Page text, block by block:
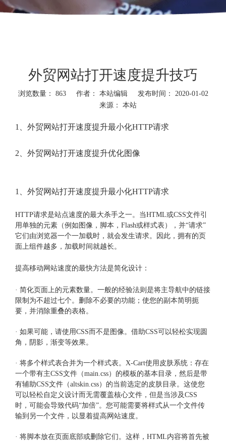
外贸网站打开速度提升技巧
浏览数量： 863作者： 本站编辑 发布时间： 2020-01-02
来源： 本站
1、外贸网站打开速度提升最小化HTTP请求
2、外贸网站打开速度提升优化图像
1、外贸网站打开速度提升最小化HTTP请求
HTTP请求是站点速度的最大杀手之一。当HTML或CSS文件引
用单独的元素（例如图像，脚本，Flash或样式表），并“请求”
它们由浏览器一个一加载时，就会发生请求。因此，拥有的页
面上组件越多，加载时间就越长。
提高移动网站速度的最快方法是简化设计：
· 简化页面上的元素数量。一般的经验法则是将主导航中的链接
限制为不超过七个。删除不必要的功能；使您的副本简明扼
要，并消除重叠的表格。
· 如果可能，请使用CSS而不是图像。借助CSS可以轻松实现圆
角，阴影，渐变等效果。
· 将多个样式表合并为一个样式表。X-Cart使用皮肤系统：存在
一个带有主CSS文件（main.css）的模板的基本目录，然后是带
有辅助CSS文件（altskin.css）的当前选定的皮肤目录。这使您
可以轻松自定义设计而无需覆盖核心文件，但是当涉及CSS
时，可能会导致代码“加倍”。您可能需要将样式从一个文件传
输到另一个文件，以显着提高网站速度。
· 将脚本放在页面底部或删除它们。这样，HTML内容将首先被